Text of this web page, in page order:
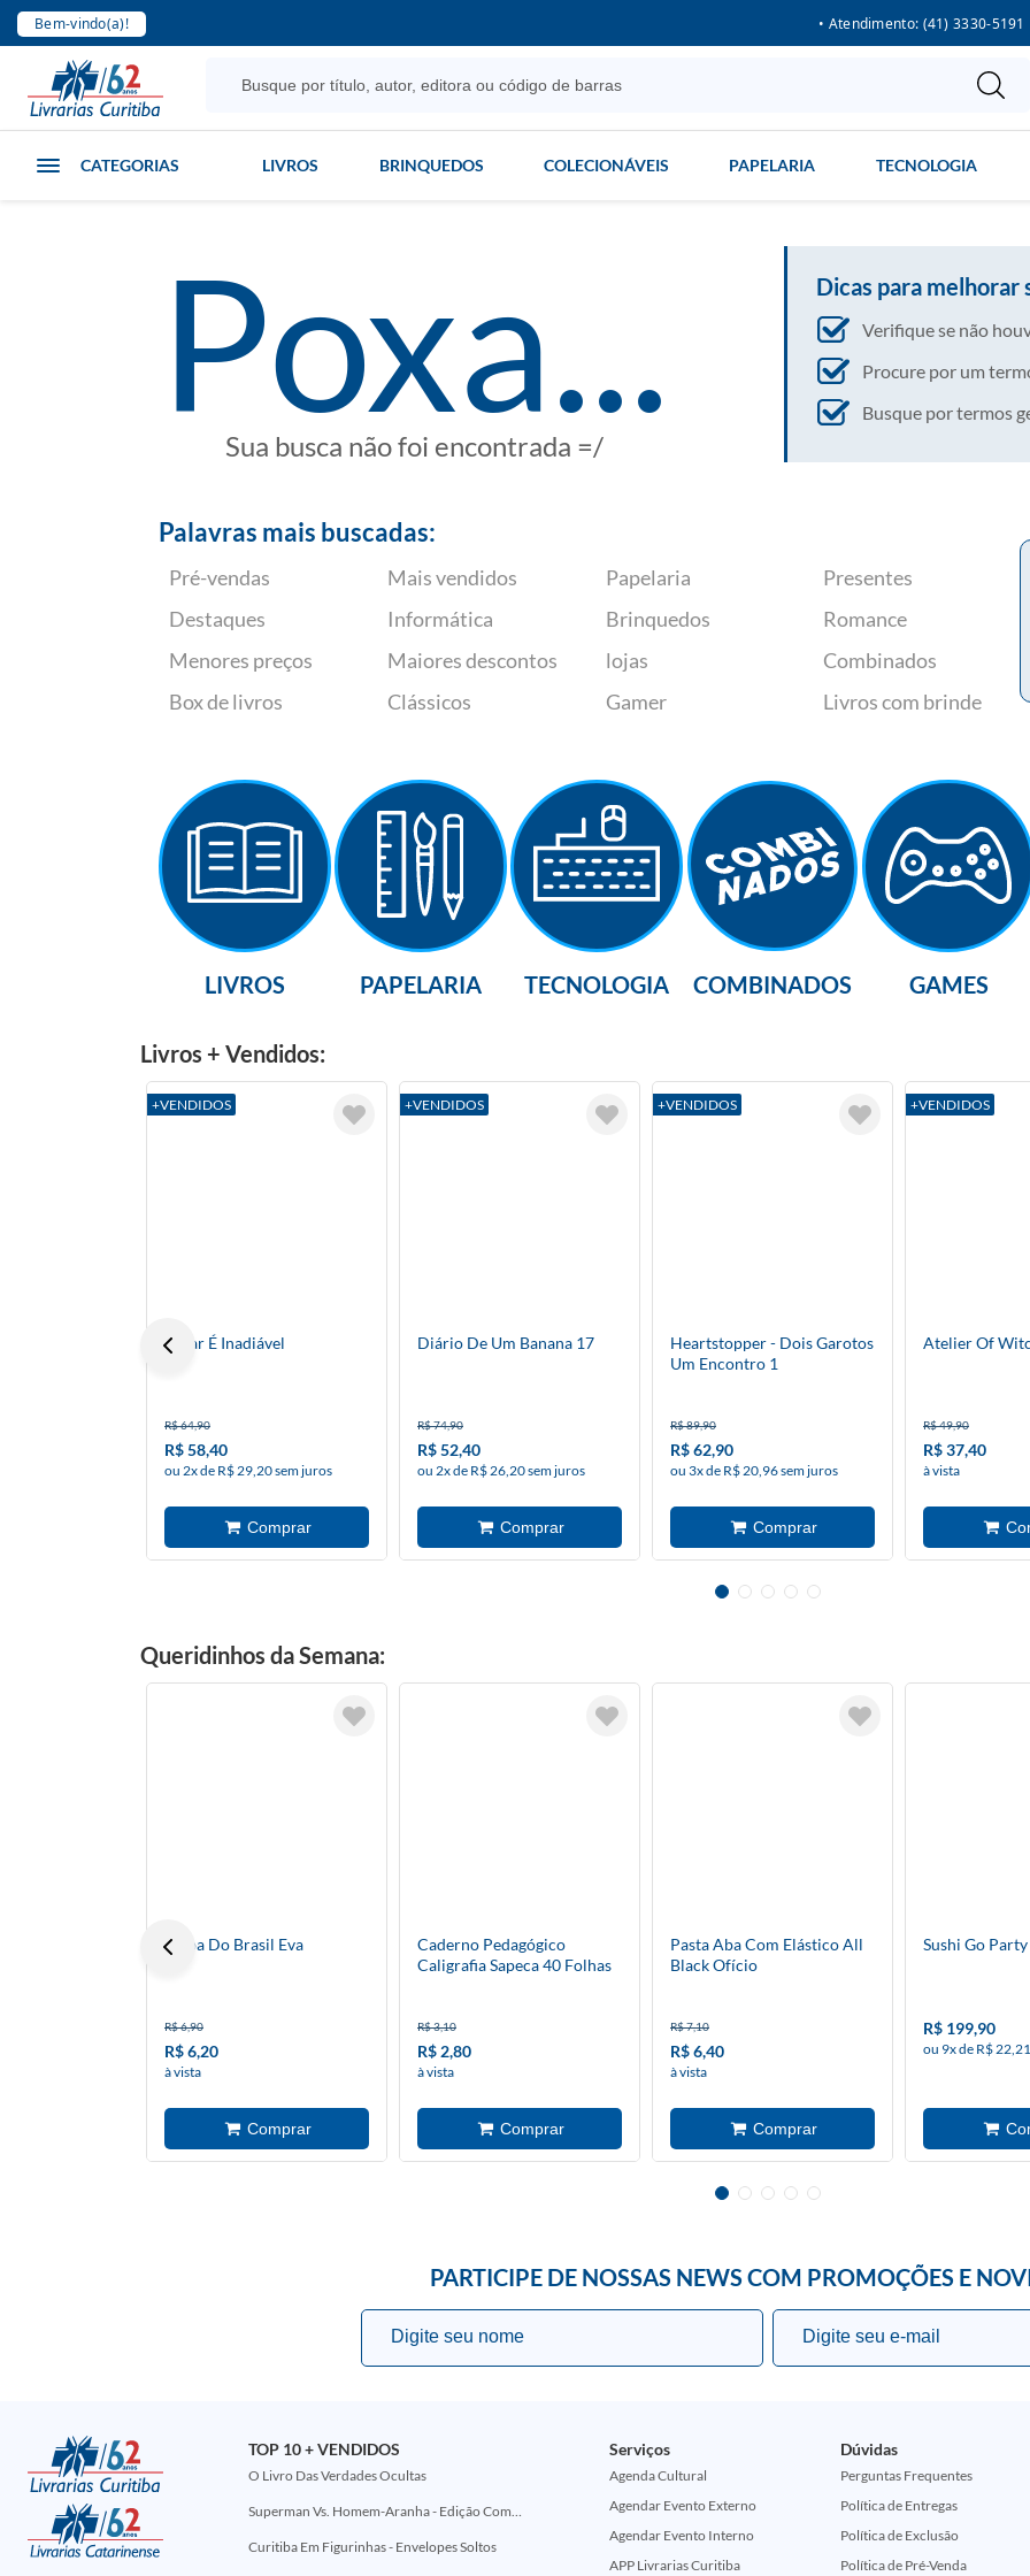
Bem-vindo(a)! • Atendimento: (41) 3330-5191
CATEGORIAS LIVROS BRINQUEDOS COLECIONÁVEIS PAPELARIA TECNOLOGIA
poxa...
Sua busca não foi encontrada =/
Dicas para melhorar
Verifique se não
Procure por um
Busque por termos
Palavras mais buscadas:
Pré-vendas
Destaques
Menores preços
Box de livros
Mais vendidos
Informática
Maiores descontos
Clássicos
Papelaria
Brinquedos
lojas
Gamer
Presentes
Romance
Combinados
Livros com brinde
LIVROS PAPELARIA TECNOLOGIA COMBINADOS GAMES
Livros + Vendidos:
+VENDIDOS
Amar É Inadiável
R$ 64,90
R$ 58,40
ou 2x de R$ 29,20 sem juros
+VENDIDOS
Diário De Um Banana 17
R$ 74,90
R$ 52,40
ou 2x de R$ 26,20 sem juros
+VENDIDOS
Heartstopper - Dois Garotos
Um Encontro 1
R$ 89,90
R$ 62,90
ou 3x de R$ 20,96 sem juros
+VENDIDOS
Atelier Of
R$ 49,90
R$ 37,40
à vista
Queridinhos da Semana:
Mapa Do Brasil Eva
R$ 6,90
R$ 6,20
à vista
Caderno Pedagógico
Caligrafia Sapeca 40 Folhas
R$ 3,10
R$ 2,80
à vista
Pasta Aba Com Elástico All
Black Ofício
R$ 7,10
R$ 6,40
à vista
Sushi Go
R$ 199,90
ou 9x de R$
PARTICIPE DE NOSSAS NEWS COM PROMOÇÕES E
TOP 10 + VENDIDOS
O Livro Das Verdades Ocultas
Superman Vs. Homem-Aranha - Edição Comemorativa 50 Anos (Encontros Clássicos Dc E Marvel)
Curitiba Em Figurinhas - Envelopes Soltos
Serviços
Agenda Cultural
Agendar Evento Externo
Agendar Evento Interno
APP Livrarias Curitiba
Dúvidas
Perguntas Frequentes
Política de Entregas
Política de Exclusão
Política de Pré-Venda